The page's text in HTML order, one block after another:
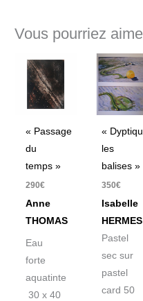
Vous pourriez
« Passage
du
temps »
290€
Anne
THOMAS
Eau
forte
aquatinte
30 x 40
«
les
balises »
350€
Isabelle
HERMES
Pastel
sec sur
pastel
card 50